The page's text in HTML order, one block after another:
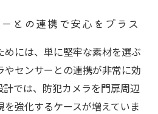
との連携で安心をプラス
めには、単に堅牢な素材を選ぶ
センサーとの連携が非常に効
では、防犯カメラを門扉周辺
強化するケースが増えていま